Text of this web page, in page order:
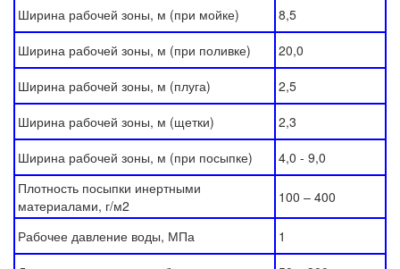
Ширина рабочей зоны, м (при мойке)
8,5
Ширина рабочей зоны, м (при поливке)
20,0
Ширина рабочей зоны, м (плуга)
2,5
Ширина рабочей зоны, м (щетки)
2,3
Ширина рабочей зоны, м (при посыпке)
4,0 - 9,0
Плотность посыпки инертными
материалами, г/м2
100 – 400
Рабочее давление воды, МПа
1